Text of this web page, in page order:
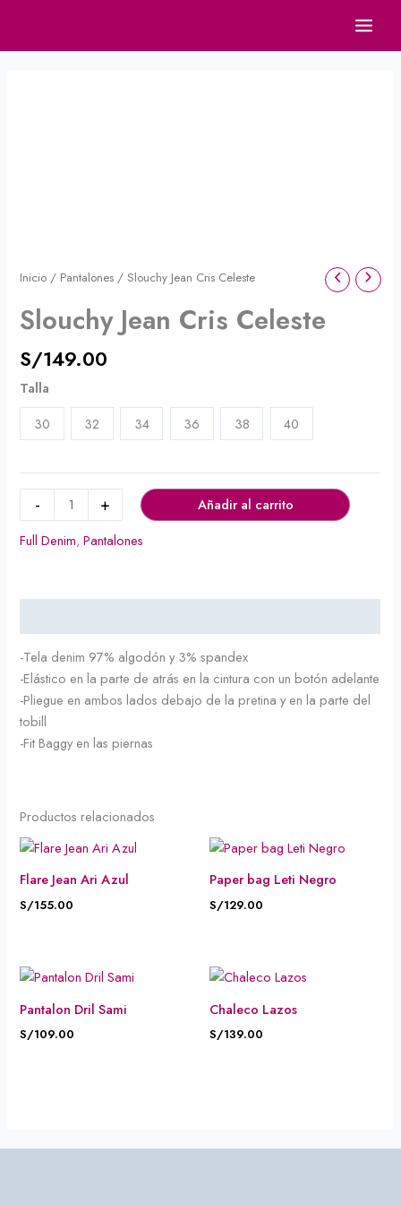
contenido
Inicio / Pantalones / Slouchy Jean Cris Celeste
Slouchy Jean Cris Celeste
S/149.00
Talla
30
32 34 36 38 40
- +
Añadir al carrito
Full Denim,Pantalones
-Tela denim 97% algodón y 3% spandex
-Elástico en la parte de atrás en la cintura con un botón adelante
-Pliegue en ambos lados debajo de la pretina y en la parte del
tobill
-Fit Baggy en las piernas
Productos relacionados
Flare Jean Ari Azul
S/155.00
Paper bag Leti Negro
S/129.00
Pantalon Dril Sami
S/109.00
Chaleco Lazos
S/139.00